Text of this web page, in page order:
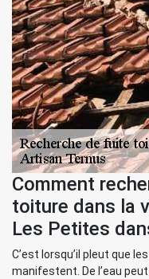
Comment
toiture dans la
Les Petites
C’est lorsqu’il pleut que
manifestent. De l’eau